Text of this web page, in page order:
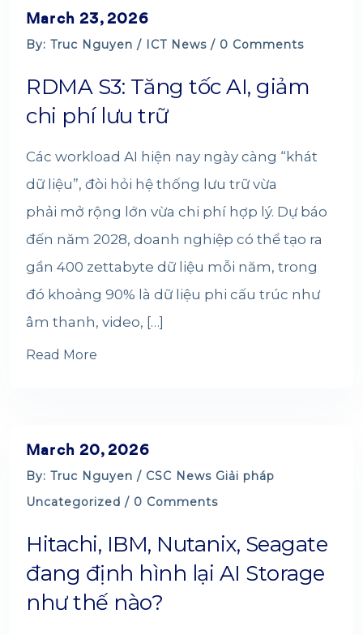
March 23, 2026
By: Truc Nguyen / ICT News / 0 Comments
RDMA S3: Tăng tốc AI, giảm
chi phí lưu trữ
Các workload AI hiện nay ngày càng “khát
dữ liệu”, đòi hỏi hệ thống lưu trữ vừa
phải mở rộng lớn vừa chi phí hợp lý. Dự báo
đến năm 2028, doanh nghiệp có thể tạo ra
gần 400 zettabyte dữ liệu mỗi năm, trong
đó khoảng 90% là dữ liệu phi cấu trúc như
âm thanh, video, […]
Read More
March 20, 2026
By: Truc Nguyen / CSC News Giải pháp
Uncategorized / 0 Comments
Hitachi, IBM, Nutanix, Seagate
đang định hình lại AI Storage
như thế nào?